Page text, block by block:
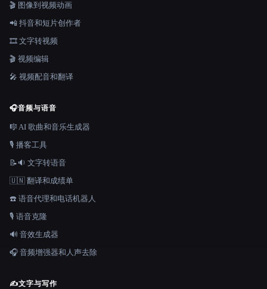
🎬 图像到视频动画
📲 抖音和短片创作者
🎞️ 文字转视频
🎬 视频编辑
🎤 视频配音和翻译
🎧音频与语音
🎼 AI 歌曲和音乐生成器
🎙️ 播客工具
📝🔉 文字转语音
🇺🇳 翻译和成绩单
☎️ 语音代理和电话机器人
🎙️ 语音克隆
🔊 音效生成器
🎧 音频增强器和人声去除
✍️文字与写作